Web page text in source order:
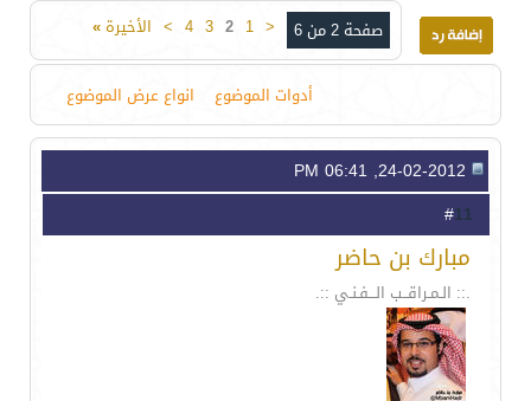
صفحة 2 من 6 <
1
2
3
4
> الأخيرة»
أدوات الموضوع انواع عرض الموضوع
11
مبارك بن حاضر
.:: الـمـراقــب الـــفـنـي ::.